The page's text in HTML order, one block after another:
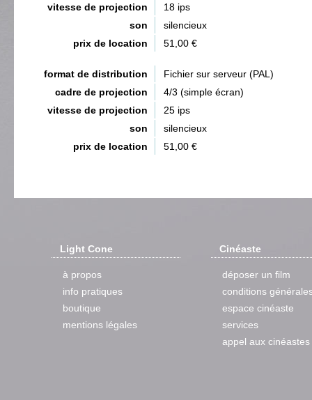
vitesse de projection
18 ips
son
silencieux
prix de location
51,00 €
format de distribution
Fichier sur serveur (PAL)
cadre de projection
4/3 (simple écran)
vitesse de projection
25 ips
son
silencieux
prix de location
51,00 €
Light Cone
à propos
info pratiques
boutique
mentions légales
Cinéaste
déposer un film
conditions
espace cinéaste
services
appel aux cinéastes